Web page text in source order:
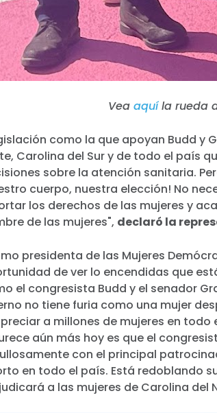
Take
Trabaja
Su
Vea aquíla rueda
como la que apoyan Budd y
Carolina del Sur y de todo el país
sobre la atención sanitaria.
cuerpo, nuestra elección! No
los derechos de las mujeres y
de las mujeres", declaró la
presidenta de las Mujeres
de ver lo encendidas que
el congresista Budd y el senador
no tiene furia como una mujer
a millones de mujeres en todo
aún más hoy es que el
con el principal
en todo el país. Está redoblando
a las mujeres de Carolina del